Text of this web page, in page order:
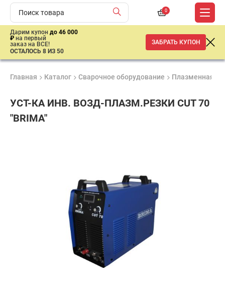
0
Дарим купон до 46 000
₽ на первый
заказ на ВСЕ!
ОСТАЛОСЬ 8 ИЗ 50
ЗАБРАТЬ КУПОН
Главная Каталог Сварочное оборудование Плазменная
УСТ-КА ИНВ. ВОЗД-ПЛАЗМ.РЕЗКИ CUT 70
"BRIMA"
Добавить в корзину